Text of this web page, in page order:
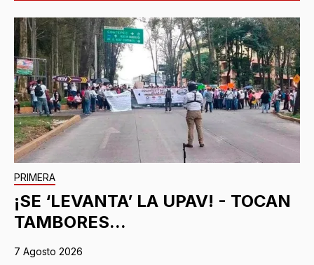
PRIMERA
¡SE ‘LEVANTA’ LA UPAV! - TOCAN
TAMBORES...
7 Agosto 2026